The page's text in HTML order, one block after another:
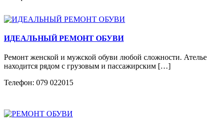
ИДЕАЛЬНЫЙ РЕМОНТ ОБУВИ
Ремонт женской и мужской обуви любой сложности. Ателье
находится рядом с грузовым и пассажирским […]
Телефон: 079 022015